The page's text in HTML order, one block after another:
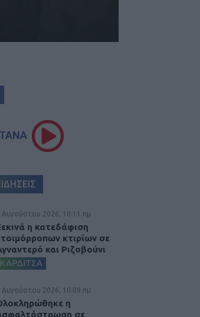
Αυγούστου 2026, 10:11 πμ
η κατεδάφιση
κτιρίων σε
και Ριζοβούνι
ΚΑΡΔΙΤΣΑ
Αυγούστου 2026, 10:09 πμ
η
σε